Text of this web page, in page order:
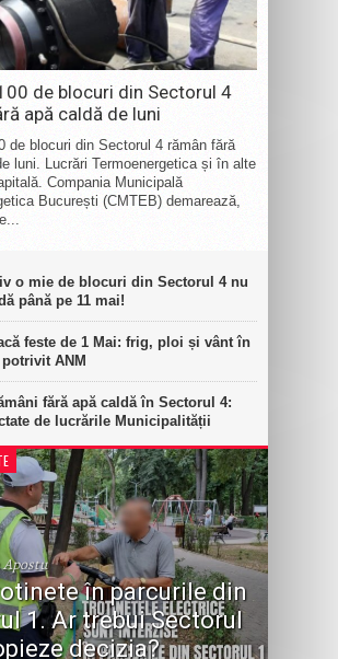
de blocuri din Sectorul 4
apă caldă de luni
de blocuri din Sectorul 4 rămân fără
luni. Lucrări Termoenergetica și în alte
Compania Municipală
București (CMTEB) demarează,
o mie de blocuri din Sectorul 4 nu
până pe 11 mai!
feste de 1 Mai: frig, ploi și vânt în
ANM
fără apă caldă în Sectorul 4:
de lucrările Municipalității
în parcurile din
1. Ar trebui Sectorul
decizia?